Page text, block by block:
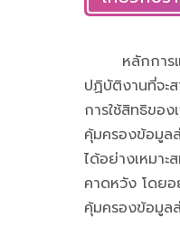
หลักการแล
ปฏิบัติงานที่จะ
การใช้สิทธิขอ
คุ้มครองข้อมูล
ได้อย่างเหมา
คาดหวัง โดยอ
คุ้มครองข้อมูล